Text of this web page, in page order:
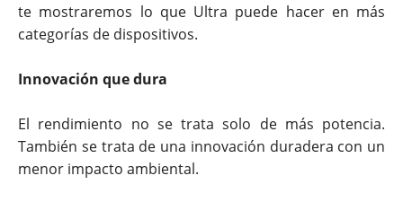
te mostraremos lo que Ultra puede hacer en más
categorías de dispositivos.
Innovación que dura
El rendimiento no se trata solo de más potencia.
También se trata de una innovación duradera con un
menor impacto ambiental.